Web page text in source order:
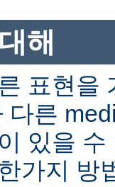
해
표현을
다른
있을
가지 방